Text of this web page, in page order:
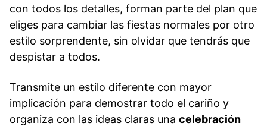
con todos los detalles, forman parte del plan que
eliges para cambiar las fiestas normales por otro
estilo sorprendente, sin olvidar que tendrás que
despistar a todos.
Transmite un estilo diferente con mayor
implicación para demostrar todo el cariño y
organiza con las ideas claras una celebración